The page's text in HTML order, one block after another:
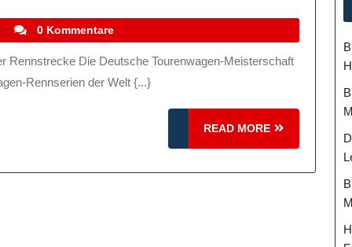
stefanocoletti
0 Kommentare
Rennserien der Welt {...}
READ MORE
READ
MORE